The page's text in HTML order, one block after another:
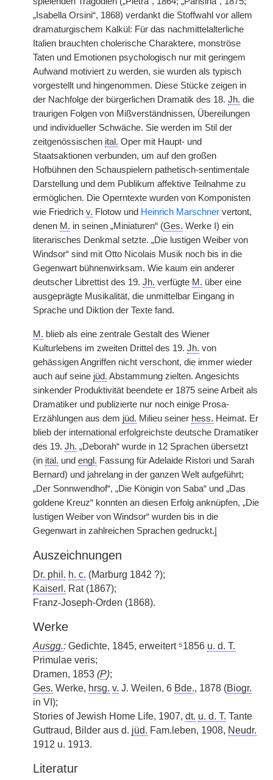
„Isabella Orsini“, 1868) verdankt die Stoffwahl vor allem
dramaturgischem Kalkül: Für das nachmittelalterliche
Italien brauchten cholerische Charaktere, monströse
Taten und Emotionen psychologisch nur mit geringem
Aufwand motiviert zu werden, sie wurden als typisch
vorgestellt und hingenommen. Diese Stücke zeigen in
der Nachfolge der bürgerlichen Dramatik des 18. Jh. die
traurigen Folgen von Mißverständnissen, Übereilungen
und individueller Schwäche. Sie werden im Stil der
zeitgenössischen ital. Oper mit Haupt- und
Staatsaktionen verbunden, um auf den großen
Hofbühnen den Schauspielern pathetisch-sentimentale
Darstellung und dem Publikum affektive Teilnahme zu
ermöglichen. Die Operntexte wurden von Komponisten
wie Friedrich v. Flotow und Heinrich Marschner vertont,
denen M. in seinen „Miniaturen“ (Ges. Werke I) ein
literarisches Denkmal setzte. „Die lustigen Weiber von
Windsor“ sind mit Otto Nicolais Musik noch bis in die
Gegenwart bühnenwirksam. Wie kaum ein anderer
deutscher Librettist des 19. Jh. verfügte M. über eine
ausgeprägte Musikalität, die unmittelbar Eingang in
Sprache und Diktion der Texte fand.
M. blieb als eine zentrale Gestalt des Wiener
Kulturlebens im zweiten Drittel des 19. Jh. von
gehässigen Angriffen nicht verschont, die immer wieder
auch auf seine jüd. Abstammung zielten. Angesichts
sinkender Produktivität beendete er 1875 seine Arbeit als
Dramatiker und publizierte nur noch einige Prosa-
Erzählungen aus dem jüd. Milieu seiner hess. Heimat. Er
blieb der international erfolgreichste deutsche Dramatiker
des 19. Jh. „Deborah“ wurde in 12 Sprachen übersetzt
(in ital. und engl. Fassung für Adelaide Ristori und Sarah
Bernard) und jahrelang in der ganzen Welt aufgeführt;
„Der Sonnwendhof“, „Die Königin von Saba“ und „Das
goldene Kreuz“ konnten an diesen Erfolg anknüpfen, „Die
lustigen Weiber von Windsor“ wurden bis in die
Gegenwart in zahlreichen Sprachen gedruckt.
Auszeichnungen
Dr. phil. h. c. (Marburg 1842 ?);
Kaiserl. Rat (1867);
Franz-Joseph-Orden (1868).
Werke
Ausgg.: Gedichte, 1845, erweitert ⁵1856 u. d. T.
Primulae veris;
Dramen, 1853 (P);
Ges. Werke, hrsg. v. J. Weilen, 6 Bde., 1878 (Biogr.
in VI);
Stories of Jewish Home Life, 1907, dt. u. d. T. Tante
Guttraud, Bilder aus d. jüd. Fam.leben, 1908, Neudr.
1912 u. 1913.
Literatur